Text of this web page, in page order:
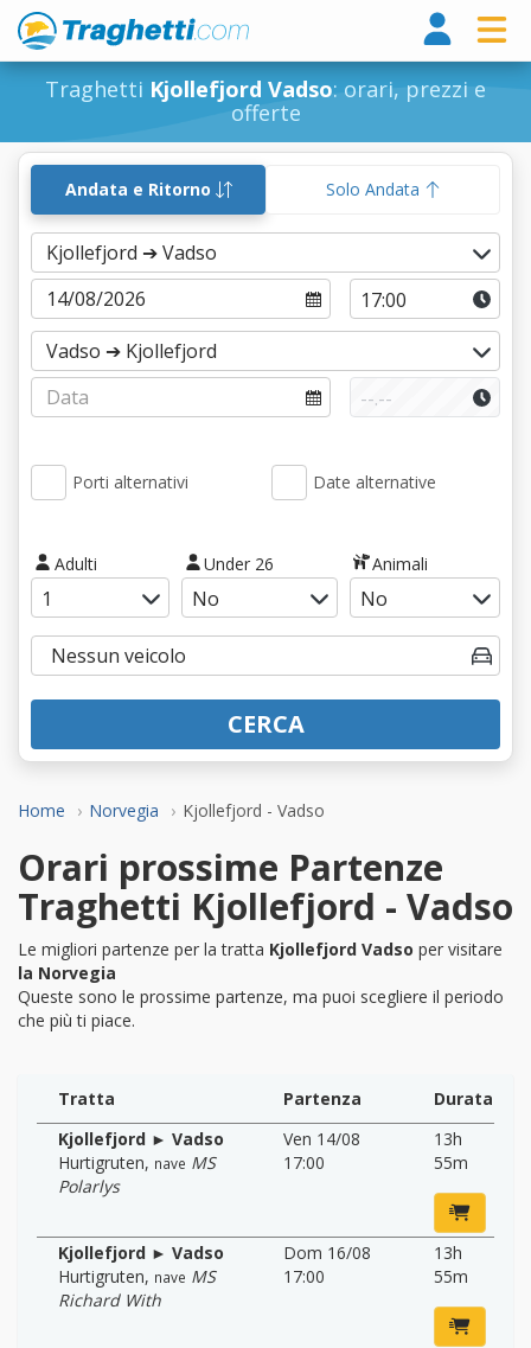
Traghetti Kjollefjord Vadso: orari, prezzi e
offerte
Home Norvegia Kjollefjord - Vadso
Andata e Ritorno Solo Andata
Porti alternativi Date alternative
Adulti Under 26 Animali
CERCA
Orari prossime Partenze
Traghetti Kjollefjord - Vadso
Le migliori partenze per la tratta Kjollefjord Vadso per visitare
la Norvegia
Queste sono le prossime partenze, ma puoi scegliere il periodo
che più ti piace.
Tratta Partenza
Durata
Kjollefjord ► Vadso
Hurtigruten, nave MS
Polarlys
Ven 14/08
17:00
13h
55m
Kjollefjord ► Vadso
Hurtigruten, nave MS
Richard With
Dom 16/08
17:00
13h
55m